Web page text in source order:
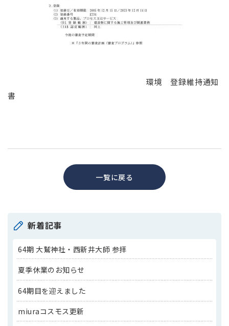
環境 登録維持通知
書
一覧に戻る
新着記事
64期 大鷲神社・西新井大師 参拝
夏季休業のお知らせ
64期目を迎えました
miuraコスモス更新